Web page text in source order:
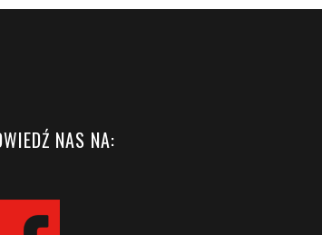
NAS NA: